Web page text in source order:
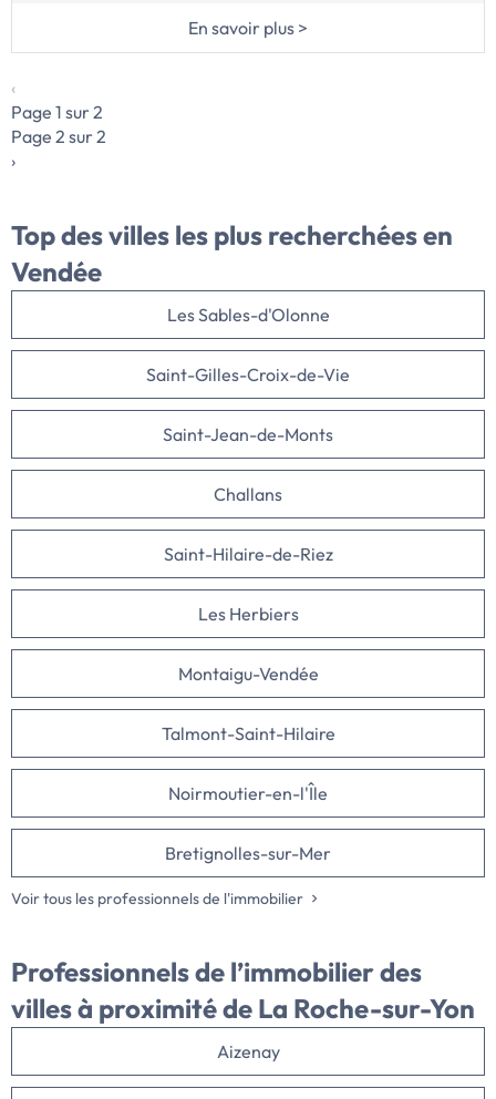
En savoir plus >
‹
Page 1 sur 2
Page 2 sur 2
›
Top des villes les plus recherchées en
Vendée
Les Sables-d'Olonne
Saint-Gilles-Croix-de-Vie
Saint-Jean-de-Monts
Challans
Saint-Hilaire-de-Riez
Les Herbiers
Montaigu-Vendée
Talmont-Saint-Hilaire
Noirmoutier-en-l'Île
Bretignolles-sur-Mer
Voir tous les professionnels de l'immobilier
Professionnels de l’immobilier des
villes à proximité de La Roche-sur-Yon
Aizenay